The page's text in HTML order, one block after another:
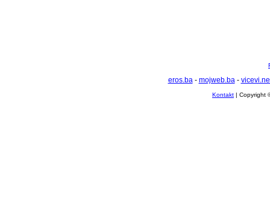
eros.ba- mojweb.ba-
Kontakt | Copyright